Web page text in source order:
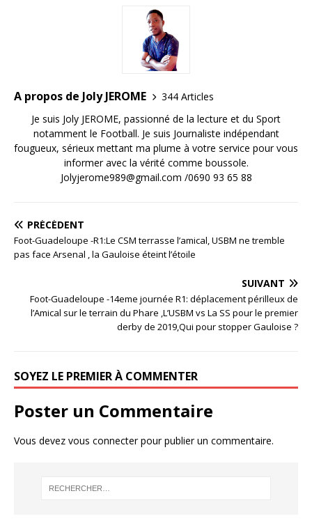
A propos de Joly JEROME
344 Articles
Je suis Joly JEROME, passionné de la lecture et du Sport
notamment le Football. Je suis Journaliste indépendant
fougueux, sérieux mettant ma plume à votre service pour vous
informer avec la vérité comme boussole.
Jolyjerome989@gmail.com /0690 93 65 88
PRÉCÉDENT
Foot-Guadeloupe -R1:Le CSM terrasse l’amical, USBM ne tremble
pas face Arsenal , la Gauloise éteint l’étoile
SUIVANT
Foot-Guadeloupe -14eme journée R1: déplacement périlleux de
l’Amical sur le terrain du Phare ,L’USBM vs La SS pour le premier
derby de 2019,Qui pour stopper Gauloise ?
SOYEZ LE PREMIER À COMMENTER
Poster un Commentaire
Vous devez vous connecterpour publier un commentaire.